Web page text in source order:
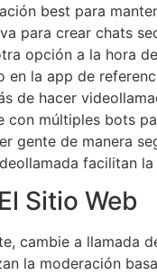
best para
para crear chats
opción a la hora
en la app de
de hacer
múltiples bots
gente de manera
facilitan
Sitio Web
cambie a llamada
la moderación